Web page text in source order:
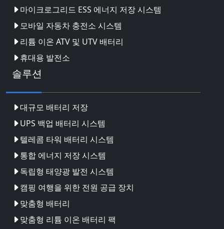
마이크로그리드 ESS 에너지 저장 시스템
모바일 자동차 충전소 시스템
리튬 이온 ATV 및 UTV 배터리
휴대용 발전소
솔루션
대규모 배터리 저장
UPS 백업 배터리 시스템
텔레콤 타워 배터리 시스템
통합 에너지 저장 시스템
독립형 태양광 발전 시스템
캠핑 여행을 위한 전원 공급 장치
맞춤형 배터리
맞춤형 리튬 이온 배터리 팩